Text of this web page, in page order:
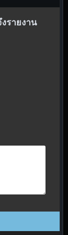
รายงาน